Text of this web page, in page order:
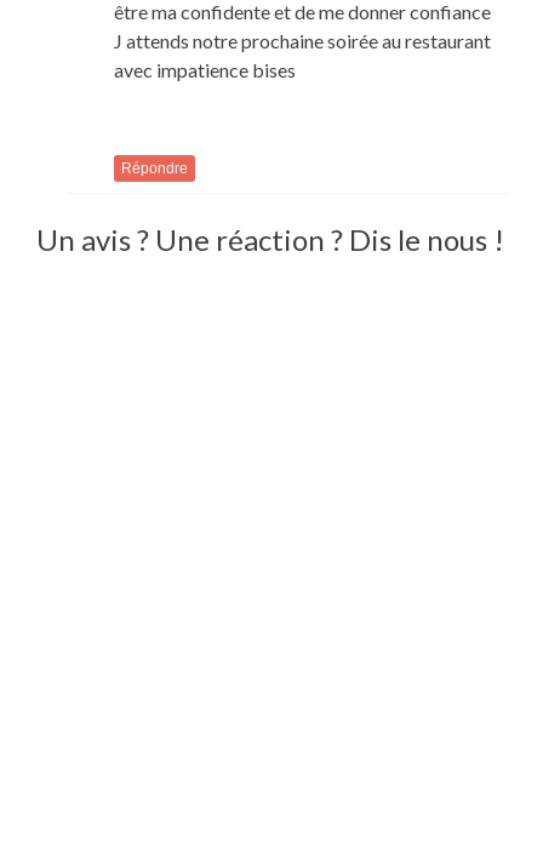
être ma confidente et de me donner confiance
J attends notre prochaine soirée au restaurant
avec impatience bises
Répondre
Un avis ? Une réaction ? Dis le nous !